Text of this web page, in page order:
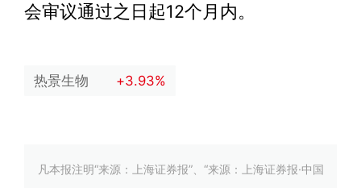
会审议通过之日起12个月内。
热景生物 +3.93%
凡本报注明“来源：上海证券报”、“来源：上海证券报·中国